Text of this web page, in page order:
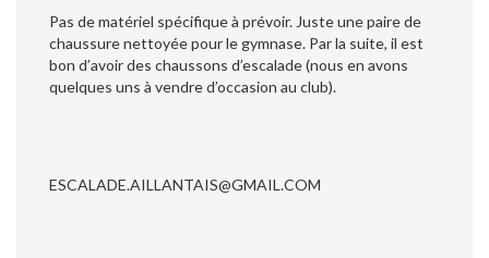
Pas de matériel spécifique à prévoir. Juste une paire de
chaussure nettoyée pour le gymnase. Par la suite, il est
bon d’avoir des chaussons d’escalade (nous en avons
quelques uns à vendre d’occasion au club).
ESCALADE.AILLANTAIS@GMAIL.COM